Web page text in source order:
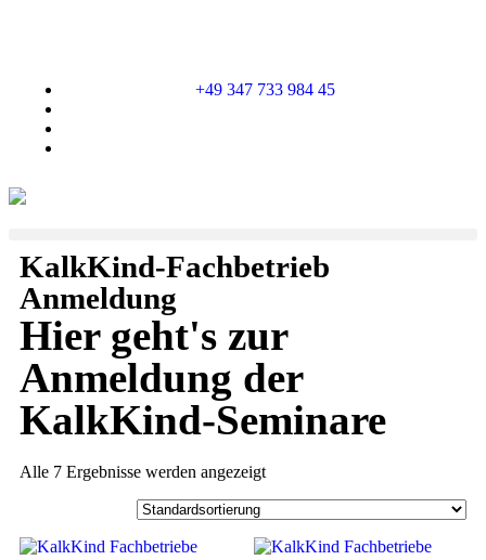
+49 347 733 984 45
KalkKind-Fachbetrieb
Anmeldung
Hier geht's zur
Anmeldung der
KalkKind-Seminare
Alle 7 Ergebnisse werden angezeigt